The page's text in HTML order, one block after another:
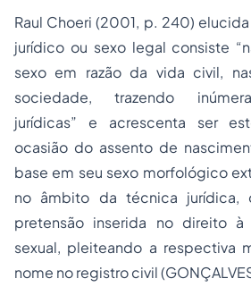
Raul Choeri (2001, p. 240)
jurídico ou sexo legal consiste
sexo em razão da vida civil,
sociedade, trazendo
jurídicas” e acrescenta ser
ocasião do assento de
base em seu sexo morfológico
no âmbito da técnica jurídica,
pretensão inserida no direito
sexual, pleiteando a respectiva
nome no registro civil